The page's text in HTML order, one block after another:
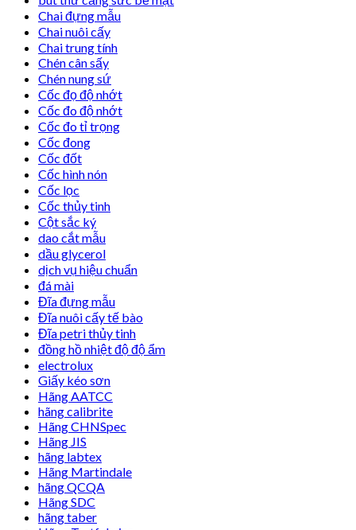
Chai đựng mẫu
Chai nuôi cấy
Chai trung tính
Chén cân sấy
Chén nung sứ
Cốc đọ độ nhớt
Cốc đo độ nhớt
Cốc đo tỉ trọng
Cốc đong
Cốc đốt
Cốc hình nón
Cốc lọc
Cốc thủy tinh
Cột sắc ký
dao cắt mẫu
dầu glycerol
dịch vụ hiệu chuẩn
đá mài
Đĩa đựng mẫu
Đĩa nuôi cấy tế bào
Đĩa petri thủy tinh
đồng hồ nhiệt độ độ ẩm
electrolux
Giấy kéo sơn
Hãng AATCC
hãng calibrite
Hãng CHNSpec
Hãng JIS
hãng labtex
Hãng Martindale
hãng QCQA
Hãng SDC
hãng taber